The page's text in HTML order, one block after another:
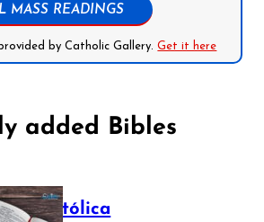
MASS READINGS
by Catholic Gallery.Get it here
added Bibles
Católica